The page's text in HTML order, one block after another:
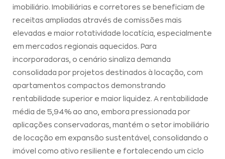
imobiliário. Imobiliárias e corretores se beneficiam de
receitas ampliadas através de comissões mais
elevadas e maior rotatividade locatícia, especialmente
em mercados regionais aquecidos. Para
incorporadoras, o cenário sinaliza demanda
consolidada por projetos destinados à locação, com
apartamentos compactos demonstrando
rentabilidade superior e maior liquidez. A rentabilidade
média de 5,94% ao ano, embora pressionada por
aplicações conservadoras, mantém o setor imobiliário
de locação em expansão sustentável, consolidando o
imóvel como ativo resiliente e fortalecendo um ciclo